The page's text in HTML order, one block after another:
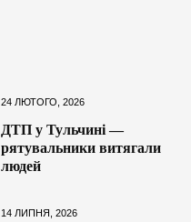
24 ЛЮТОГО, 2026
ДТП у Тульчині —
рятувальники витягали
людей
14 ЛИПНЯ, 2026